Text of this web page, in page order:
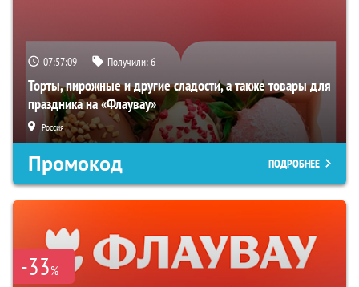
07:57:08 Получили:6
Торты, пирожные и другие сладости, а также товары для
праздника на «Флаувау»
Россия
Промокод ПОДРОБНЕЕ
-33%